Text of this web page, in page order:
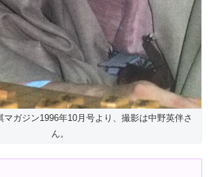
マガジン1996年10月号より、撮影は中野英伴さ
ん。